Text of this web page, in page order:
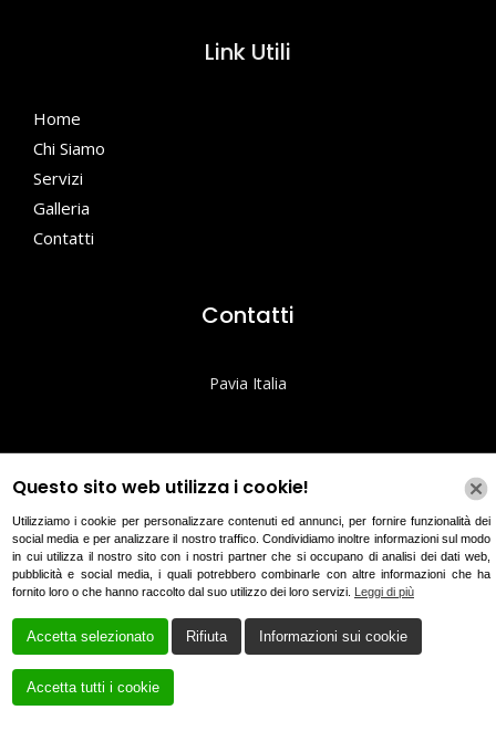
Link Utili
Home
Chi Siamo
Servizi
Galleria
Contatti
Contatti
Pavia Italia
edilhuta@gmail.com
+39 3479601275
+39 3288641281
Cookie PolicyPrivacy Policy
CREATO DALOCAL WEB – AGENZIA WEB MARKETING
Questo sito web utilizza i cookie!
Utilizziamo i cookie per personalizzare contenuti ed annunci, per fornire funzionalità dei
social media e per analizzare il nostro traffico. Condividiamo inoltre informazioni sul modo
in cui utilizza il nostro sito con i nostri partner che si occupano di analisi dei dati web,
pubblicità e social media, i quali potrebbero combinarle con altre informazioni che ha
fornito loro o che hanno raccolto dal suo utilizzo dei loro servizi. Leggi di più
Accetta selezionato Rifiuta Informazioni sui cookie
Accetta tutti i cookie